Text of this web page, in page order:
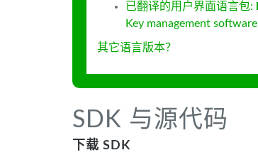
已翻译的用户界面语言包:
Key management software
其它语言版本？
SDK 与源代码
下载 SDK